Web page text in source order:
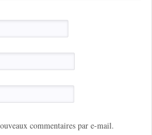
commentaires par e-mail.